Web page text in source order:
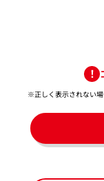
※正しく表示されない場